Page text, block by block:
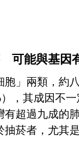
可能與基因
」兩類，約
，其成因不
超過九成的
菸者，尤其